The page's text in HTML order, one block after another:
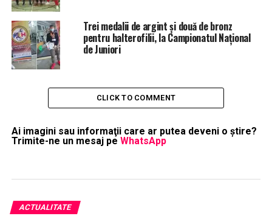
Trei medalii de argint și două de bronz
pentru halterofilii, la Campionatul Național
de Juniori
CLICK TO COMMENT
Ai imagini sau informaţii care ar putea deveni o ştire?
Trimite-ne un mesaj pe WhatsApp
ACTUALITATE